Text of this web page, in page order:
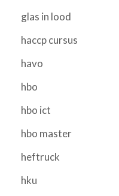
glas in lood
haccp cursus
havo
hbo
hbo ict
hbo master
heftruck
hku